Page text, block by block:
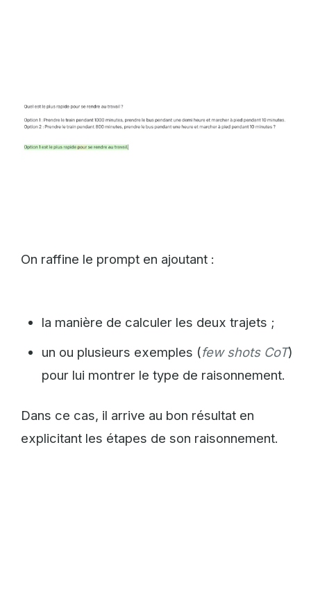
On raffine le prompt en ajoutant :
la manière de calculer les deux trajets ;
un ou plusieurs exemples (few shots CoT)
pour lui montrer le type de raisonnement.
Dans ce cas, il arrive au bon résultat en
explicitant les étapes de son raisonnement.